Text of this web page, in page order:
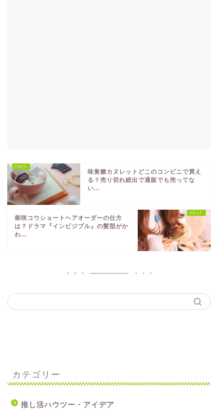
味覚糖カヌレットどこのコンビニで買え
る？売り切れ続出で通販でも売ってな
い...
柴咲コウショートヘアオーダーの仕方
は？ドラマ『インビジブル』の髪型がか
わ...
カテゴリー
推し活ハウツー・アイデア